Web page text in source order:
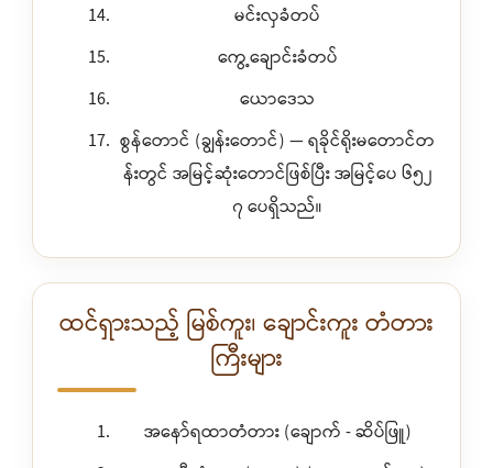
မင်းလှခံတပ်
ကွေ့ချောင်းခံတပ်
ယောဒေသ
စွန်တောင် (ချွန်းတောင်) — ရခိုင်ရိုးမတောင်တ
န်းတွင် အမြင့်ဆုံးတောင်ဖြစ်ပြီး အမြင့်ပေ ၆၅၂
၇ ပေရှိသည်။
ထင်ရှားသည့် မြစ်ကူး၊ ချောင်းကူး တံတား
ကြီးများ
အနော်ရထာတံတား (ချောက် - ဆိပ်ဖြူ)